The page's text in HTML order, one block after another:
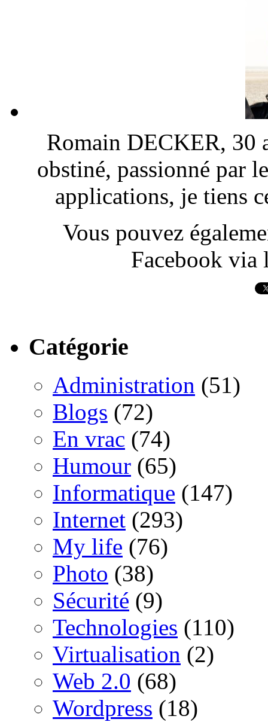
Romain DECKER, 30
obstiné, passionné par
applications, je tiens
Vous pouvez
Facebook via
Catégorie
Administration (51)
Blogs (72)
En vrac (74)
Humour (65)
Informatique (147)
Internet (293)
My life (76)
Photo (38)
Sécurité (9)
Technologies (110)
Virtualisation (2)
Web 2.0 (68)
Wordpress (18)